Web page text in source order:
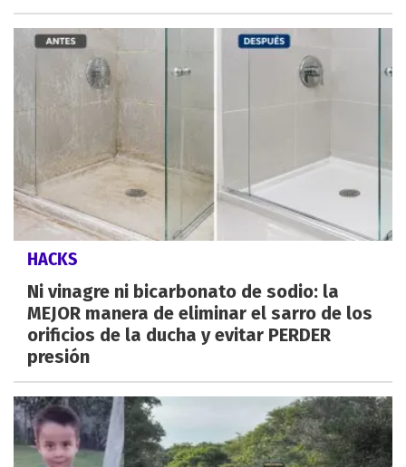
HACKS
Ni vinagre ni bicarbonato de sodio: la
MEJOR manera de eliminar el sarro de los
orificios de la ducha y evitar PERDER
presión